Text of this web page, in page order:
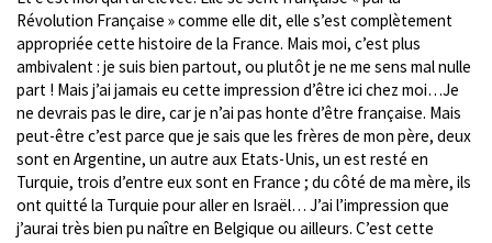
Révolution Française » comme elle dit, elle s’est complètement
appropriée cette histoire de la France. Mais moi, c’est plus
ambivalent : je suis bien partout, ou plutôt je ne me sens mal nulle
part ! Mais j’ai jamais eu cette impression d’être ici chez moi…Je
ne devrais pas le dire, car je n’ai pas honte d’être française. Mais
peut-être c’est parce que je sais que les frères de mon père, deux
sont en Argentine, un autre aux Etats-Unis, un est resté en
Turquie, trois d’entre eux sont en France ; du côté de ma mère, ils
ont quitté la Turquie pour aller en Israël… J’ai l’impression que
j’aurai très bien pu naître en Belgique ou ailleurs. C’est cette